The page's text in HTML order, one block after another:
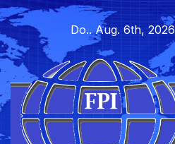
Skip
to
content
Do.. Aug. 6th, 2026